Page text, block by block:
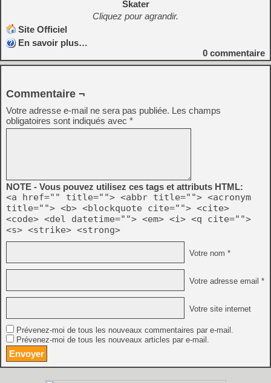
Skater
Cliquez pour agrandir.
Site Officiel
En savoir plus…
0 commentaire
Commentaire ¬
Votre adresse e-mail ne sera pas publiée. Les champs
obligatoires sont indiqués avec *
NOTE - Vous pouvez utilisez ces tags et attributs HTML:
<a href="" title=""> <abbr title=""> <acronym
title=""> <b> <blockquote cite=""> <cite>
<code> <del datetime=""> <em> <i> <q cite="">
<s> <strike> <strong>
Votre nom *
Votre adresse email *
Votre site internet
Prévenez-moi de tous les nouveaux commentaires par e-mail.
Prévenez-moi de tous les nouveaux articles par e-mail.